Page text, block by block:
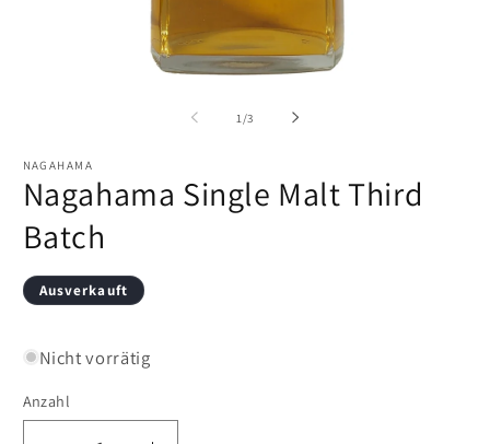
1 /von
3
NAGAHAMA
Nagahama Single Malt Third
Batch
Ausverkauft
Nicht vorrätig
Anzahl